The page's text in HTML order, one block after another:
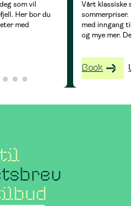
som vil
Her bor du
med
Vårt klassiske
sommerpriser.
med inngang til
og mye mer.
Book
til